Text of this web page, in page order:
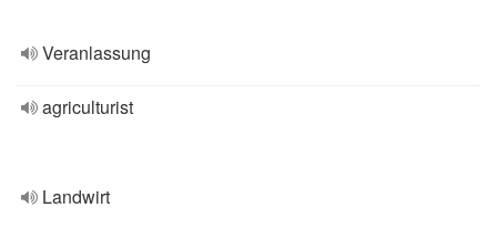
Veranlassung
agriculturist
Landwirt